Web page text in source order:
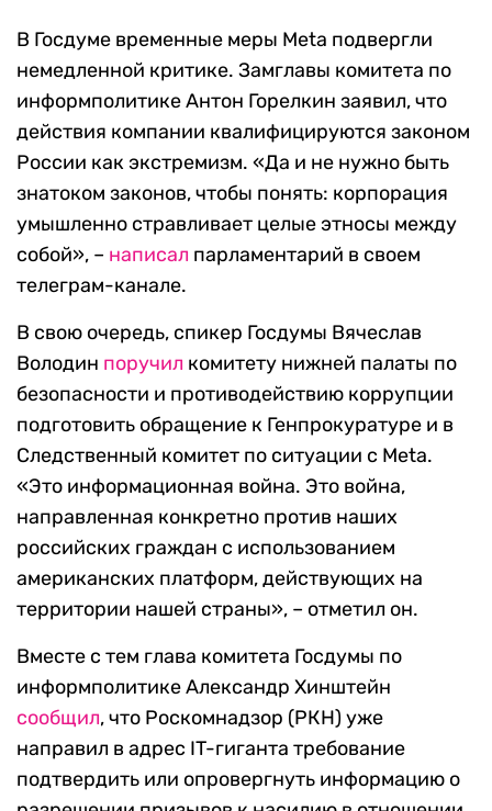
В Госдуме временные меры Meta подвергли
немедленной критике. Замглавы комитета по
информполитике Антон Горелкин заявил, что
действия компании квалифицируются законом
России как экстремизм. «Да и не нужно быть
знатоком законов, чтобы понять: корпорация
умышленно стравливает целые этносы между
собой», – написал парламентарий в своем
телеграм-канале.
В свою очередь, спикер Госдумы Вячеслав
Володин поручил комитету нижней палаты по
безопасности и противодействию коррупции
подготовить обращение к Генпрокуратуре и в
Следственный комитет по ситуации с Meta.
«Это информационная война. Это война,
направленная конкретно против наших
российских граждан с использованием
американских платформ, действующих на
территории нашей страны», – отметил он.
Вместе с тем глава комитета Госдумы по
информполитике Александр Хинштейн
сообщил, что Роскомнадзор (РКН) уже
направил в адрес IT-гиганта требование
подтвердить или опровергнуть информацию о